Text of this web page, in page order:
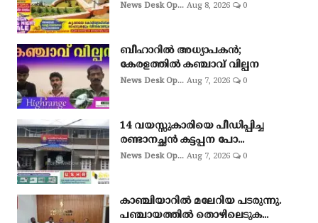
News Desk Op... Aug 8, 2026 0
ബീഹാറിൽ അധ്യാപകൻ;
കേരളത്തിൽ കഞ്ചാവ് വില്പന
News Desk Op... Aug 7, 2026 0
14 വയസ്സുകാരിയെ പീഡിപ്പിച്ച
രണ്ടാനച്ഛൻ കട്ടപ്പന പോ...
News Desk Op... Aug 7, 2026 0
കാഞ്ചിയാറിൽ മലേറിയ പടരുന്നു.
പഞ്ചായത്തിൽ തൊഴിലെടുക...